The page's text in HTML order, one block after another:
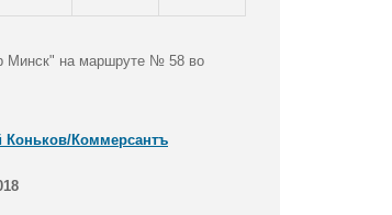
Минск" на маршруте № 58 во
Коньков/Коммерсантъ